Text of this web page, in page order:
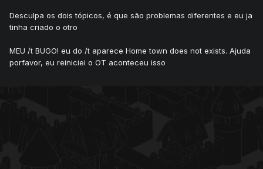
Desculpa os dois tópicos, é que são problemas diferentes e eu ja
tinha criado o otro
MEU /t BUGO! eu do /t aparece Home town does not exists. Ajuda
porfavor, eu reiniciei o OT aconteceu isso